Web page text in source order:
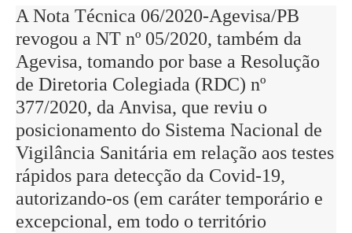
A Nota Técnica 06/2020-Agevisa/PB
revogou a NT nº 05/2020, também da
Agevisa, tomando por base a Resolução
de Diretoria Colegiada (RDC) nº
377/2020, da Anvisa, que reviu o
posicionamento do Sistema Nacional de
Vigilância Sanitária em relação aos testes
rápidos para detecção da Covid-19,
autorizando-os (em caráter temporário e
excepcional, em todo o território